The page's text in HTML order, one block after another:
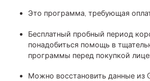
Это программа, требующая
Бесплатный пробный период
понадобиться помощь в
программы перед покупкой
Можно восстановить данные из